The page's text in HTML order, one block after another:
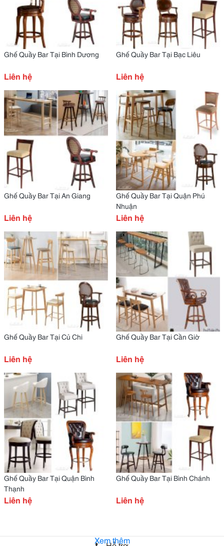
Ghế Quầy Bar Tại Bình Dương
Liên hệ
Ghế Quầy Bar Tại Bạc Liêu
Liên hệ
Ghế Quầy Bar Tại An Giang
Liên hệ
Ghế Quầy Bar Tại Quận Phú
Nhuận
Liên hệ
Ghế Quầy Bar Tại Củ Chi
Liên hệ
Ghế Quầy Bar Tại Cần Giờ
Liên hệ
Ghế Quầy Bar Tại Quận Bình
Thạnh
Liên hệ
Ghế Quầy Bar Tại Bình Chánh
Liên hệ
Xem thêm